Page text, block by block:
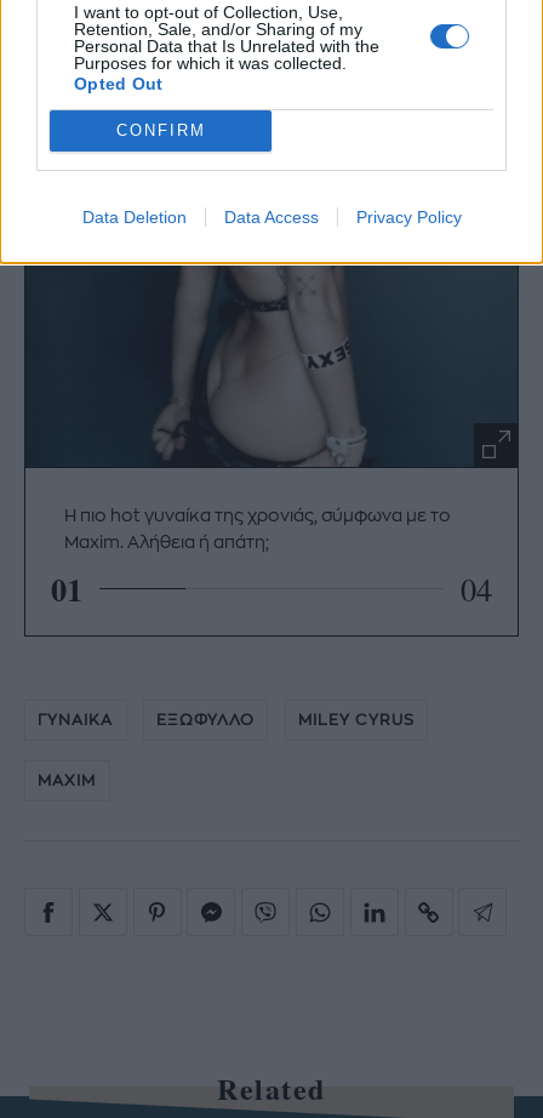
I want to opt-out of Collection, Use,
Retention, Sale, and/or Sharing of my
Personal Data that Is Unrelated with the
Purposes for which it was collected.
Opted Out
CONFIRM
Data Deletion Data Access Privacy Policy
H πιο hot γυναίκα της χρονιάς, σύμφωνα με το
Maxim. Αλήθεια ή απάτη;
01 04
ΓΥΝΑΙΚΑ ΕΞΩΦΥΛΛΟ MILEY CYRUS
MAXIM
Related